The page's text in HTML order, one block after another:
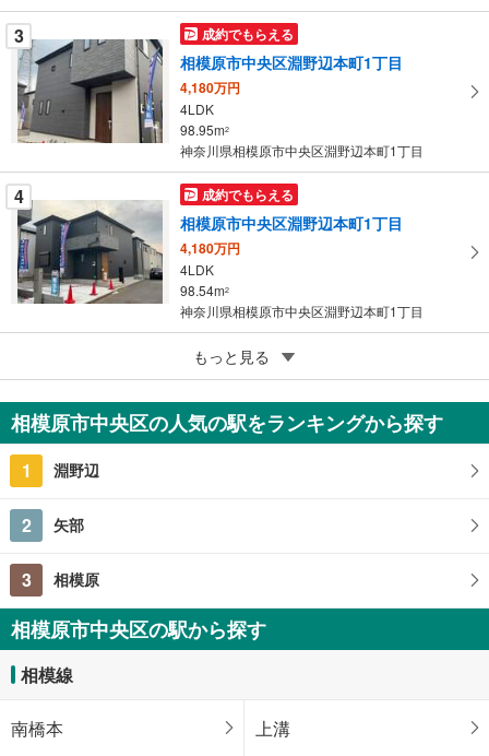
に
保
存
す
る
3 成約でもらえる
相模原市中央区淵野辺本町1丁目
4,180万円
4LDK
98.95m2
神奈川県相模原市中央区淵野辺本町1丁目
4 成約でもらえる
相模原市中央区淵野辺本町1丁目
4,180万円
4LDK
98.54m2
神奈川県相模原市中央区淵野辺本町1丁目
成約でもらえる
相模原市中央区上矢部3丁目
3,580万円
3LDK
もっと見る
相模原市中央区の人気の駅をランキングから探す
1 淵野辺
2 矢部
3 相模原
相模原市中央区の駅から探す
相模線
南橋本 上溝